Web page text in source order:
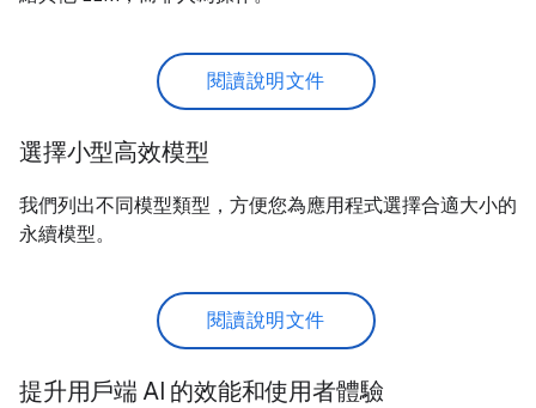
閱讀說明文件
選擇小型高效模型
我們列出不同模型類型，方便您為應用程式選擇合適大小的
永續模型。
閱讀說明文件
提升用戶端 AI 的效能和使用者體驗